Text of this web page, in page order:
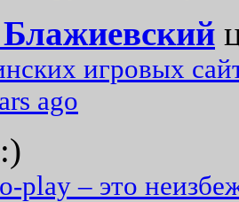
игровых
ago
:)
play – это